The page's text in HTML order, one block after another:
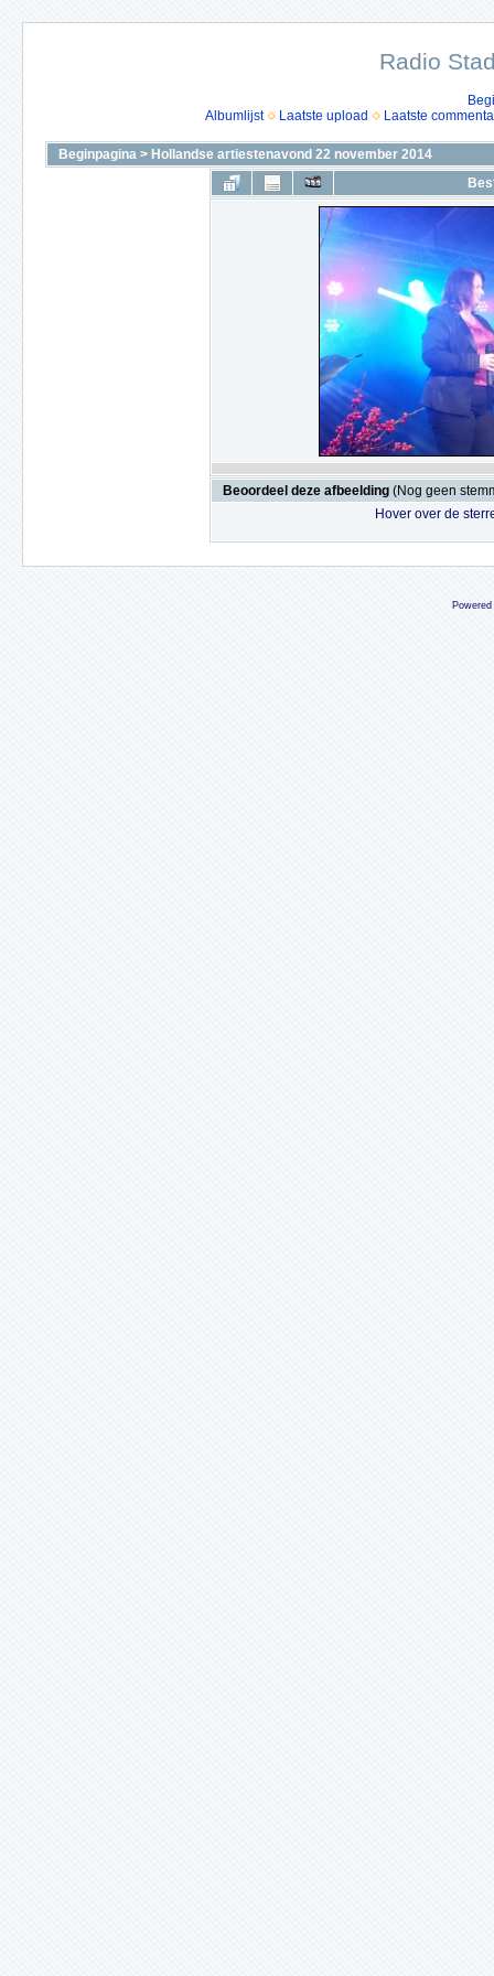
Radio
Albumlijst
Laatste upload Laatste
Beginpagina > Hollandse artiestenavond 22 november 2014
Beoordeel deze afbeelding (Nog geen
Hover over de